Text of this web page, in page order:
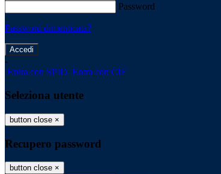
Password
Password dimenticata?
-
Entra con SPID Entra con CIE
Seleziona utente
button close ×
Recupero password
button close ×